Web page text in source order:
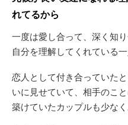
れてるから
一度は愛し合って、深く知
自分を理解してくれている
恋人として付き合っていた
いに見せていて、相手のこ
築けていたカップルも少なく